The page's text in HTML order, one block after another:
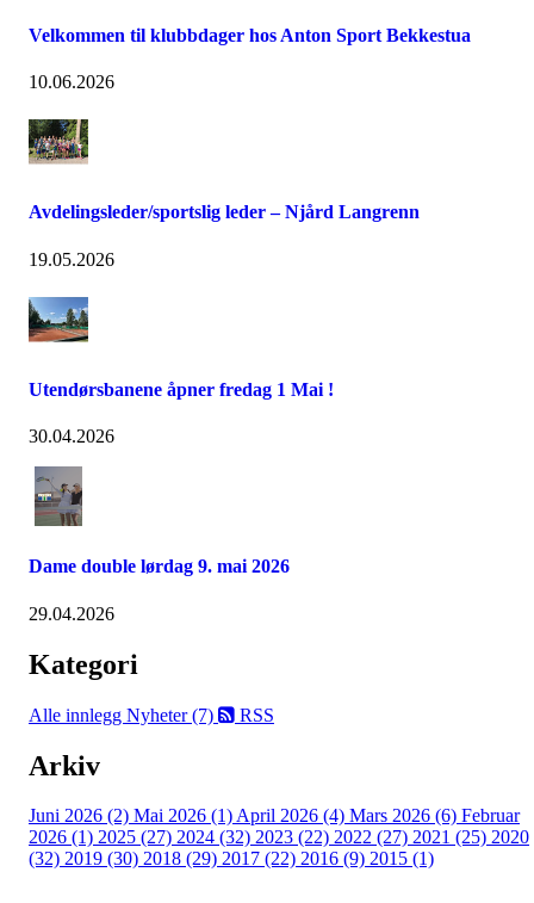
Velkommen til klubbdager hos Anton Sport Bekkestua
10.06.2026
Avdelingsleder/sportslig leder – Njård Langrenn
19.05.2026
Utendørsbanene åpner fredag 1 Mai !
30.04.2026
Dame double lørdag 9. mai 2026
29.04.2026
Kategori
Alle innlegg Nyheter (7) RSS
Arkiv
Juni 2026 (2) Mai 2026 (1)April 2026 (4) Mars 2026 (6) Februar
2026 (1) 2025 (27) 2024 (32) 2023 (22) 2022 (27) 2021 (25) 2020
(32) 2019 (30) 2018 (29) 2017 (22) 2016 (9) 2015 (1)